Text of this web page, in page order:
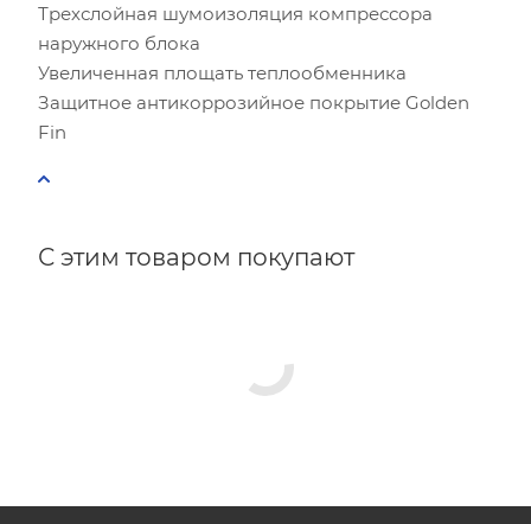
Трехслойная шумоизоляция компрессора
наружного блока
Увеличенная площать теплообменника
Защитное антикоррозийное покрытие Golden
Fin
С этим товаром покупают
Расчётная мощность охлаждения:
Рекомендуемый диапазон мощности: